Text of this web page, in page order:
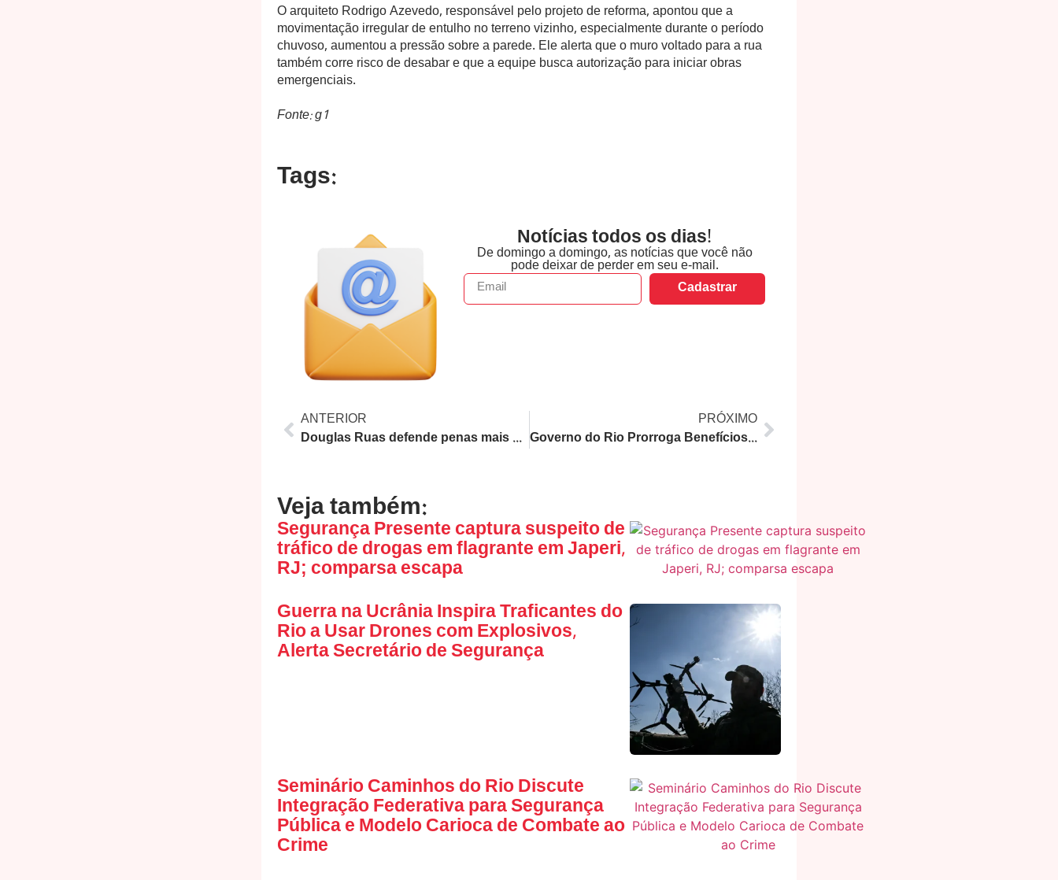
O arquiteto Rodrigo Azevedo, responsável pelo projeto de reforma, apontou que a
movimentação irregular de entulho no terreno vizinho, especialmente durante o período
chuvoso, aumentou a pressão sobre a parede. Ele alerta que o muro voltado para a rua
também corre risco de desabar e que a equipe busca autorização para iniciar obras
emergenciais.
Fonte: g1
Tags:
Notícias todos os dias!
De domingo a domingo, as notícias que você não
pode deixar de perder em seu e-mail.
Cadastrar
ANTERIOR
Douglas Ruas defende penas mais duras para políticos com mandato em caso de crimes
PRÓXIMO
Governo do Rio Prorroga Benefícios Fiscais Essenciais Até o Fim de 2024 para Impulsionar a Economia
Veja também:
Segurança Presente captura suspeito de
tráfico de drogas em flagrante em Japeri,
RJ; comparsa escapa
Guerra na Ucrânia Inspira Traficantes do
Rio a Usar Drones com Explosivos,
Alerta Secretário de Segurança
Seminário Caminhos do Rio Discute
Integração Federativa para Segurança
Pública e Modelo Carioca de Combate ao
Crime